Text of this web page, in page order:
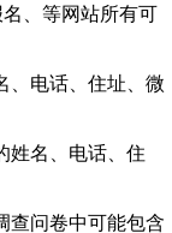
、等网站所有可
、电话、住址、微
姓名、电话、住
查问卷中可能包含